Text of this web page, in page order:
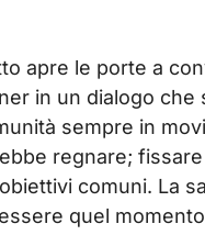
apre le porte a
in un dialogo
sempre in
regnare;
comuni. La
quel